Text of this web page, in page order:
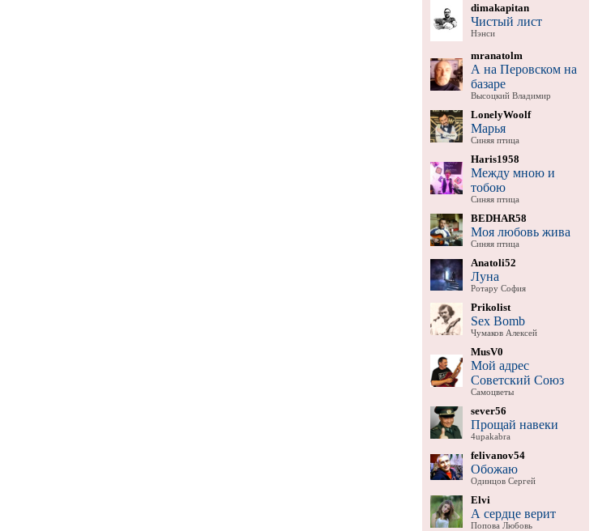
dimakapitan
Чистый лист
Нэнси
mranatolm
А на Перовском на
базаре
Высоцкий Владимир
LonelyWoolf
Марья
Синяя птица
Haris1958
Между мною и
тобою
Синяя птица
BEDHAR58
Моя любовь жива
Синяя птица
Anatoli52
Луна
Ротару София
Prikolist
Sex Bomb
Чумаков Алексей
MusV0
Мой адрес
Советский Союз
Самоцветы
sever56
Прощай навеки
4upakabra
felivanov54
Обожаю
Одинцов Сергей
Elvi
А сердце верит
Попова Любовь